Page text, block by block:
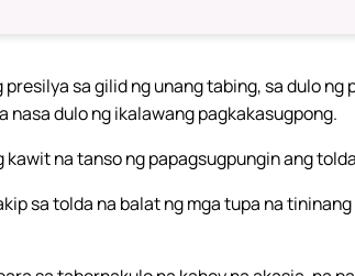
presilya sa gilid ng unang tabing, sa dulo
nasa dulo ng ikalawang pagkakasugpong.
kawit na tanso ng papagsugpungin ang
sa tolda na balat ng mga tupa na